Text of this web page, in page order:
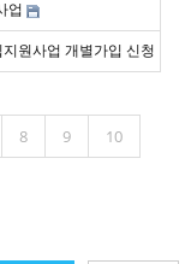
업
원사업 개별가입 신청 안
8 9 10